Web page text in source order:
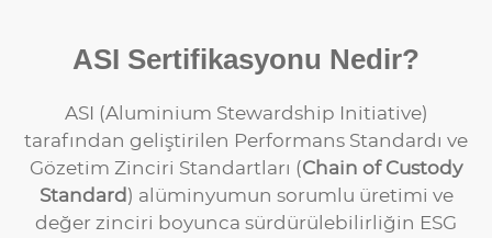
ASI Sertifikasyonu Nedir?
ASI (Aluminium Stewardship Initiative)
tarafından geliştirilen Performans Standardı ve
Gözetim Zinciri Standartları (Chain of Custody
Standard ) alüminyumun sorumlu üretimi ve
değer zinciri boyunca sürdürülebilirliğin ESG